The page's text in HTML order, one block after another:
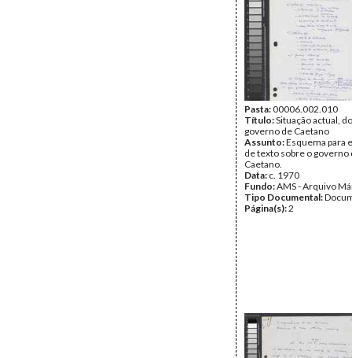
Fundo:
AMS - Arquivo
Tipo Documental:
Página(s):14
Pasta:00006.002.010
Título:Situação actual,
governo de Caetano
Assunto:Esquema para
de texto sobre o
Caetano.
Data: c. 1970
Fundo:AMS - Arquivo
Tipo Documental:
Página(s):2